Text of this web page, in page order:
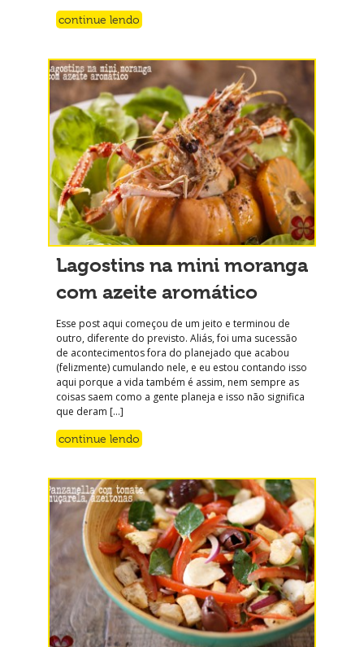
continue lendo
Lagostins na mini moranga
com azeite aromático
Esse post aqui começou de um jeito e terminou de
outro, diferente do previsto. Aliás, foi uma sucessão
de acontecimentos fora do planejado que acabou
(felizmente) cumulando nele, e eu estou contando isso
aqui porque a vida também é assim, nem sempre as
coisas saem como a gente planeja e isso não significa
que deram […]
continue lendo